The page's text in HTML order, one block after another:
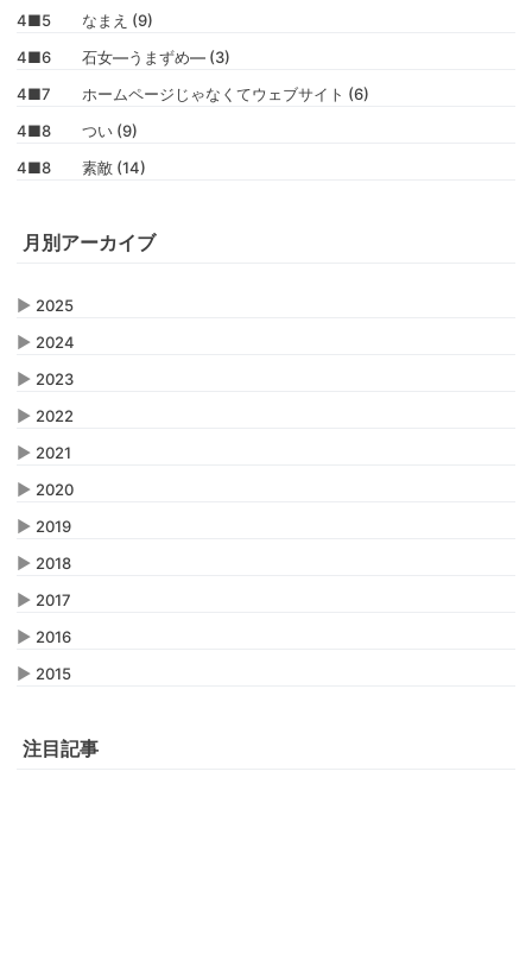
4■5 なまえ (9)
4■6 石女―うまずめ― (3)
4■7 ホームページじゃなくてウェブサイト (6)
4■8 つい (9)
4■8 素敵 (14)
月別アーカイブ
▶ 2025
▶ 2024
▶ 2023
▶ 2022
▶ 2021
▶ 2020
▶ 2019
▶ 2018
▶ 2017
▶ 2016
▶ 2015
注目記事